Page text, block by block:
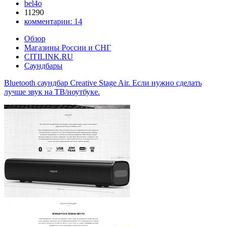
bel4o
11290
комментарии: 14
Обзор
Магазины России и СНГ
CITILINK.RU
Саундбары
Bluetooth саундбар Creative Stage Air. Если нужно сделать
лучше звук на ТВ/ноутбуке.